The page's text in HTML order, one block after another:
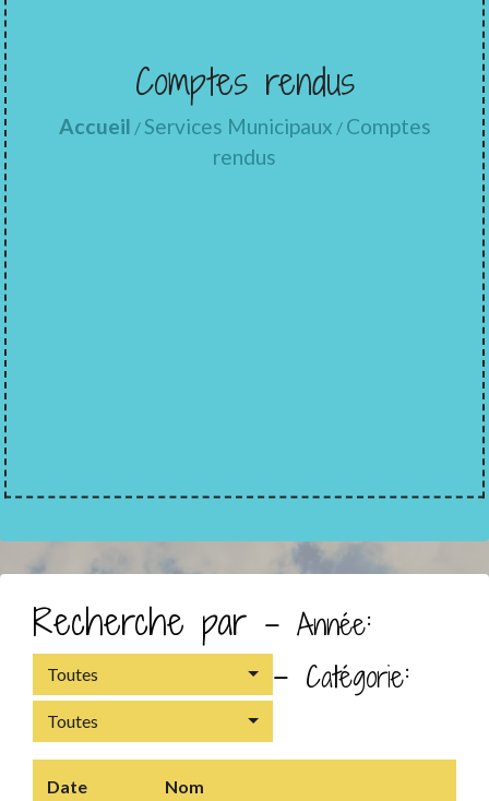
Comptes rendus
Accueil / Services Municipaux / Comptes
rendus
Recherche par - Année:
Toutes - Catégorie:
Toutes
Date Nom